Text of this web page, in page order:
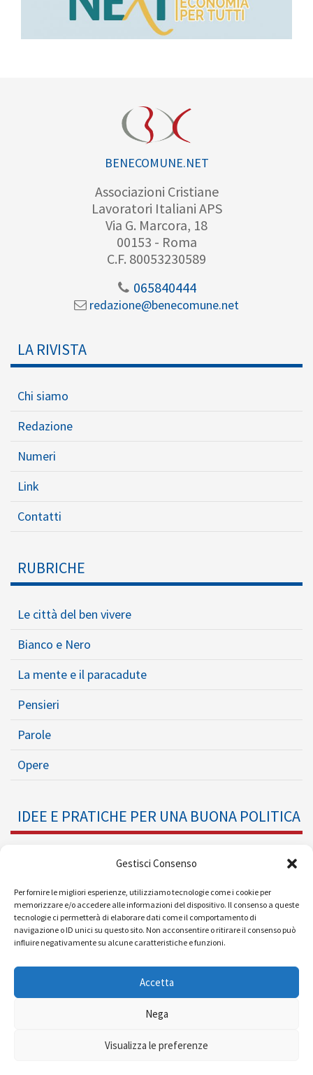
Gestisci Consenso
Per fornire le migliori esperienze, utilizziamo tecnologie come i cookie per
memorizzare e/o accedere alle informazioni del dispositivo. Il consenso a queste
tecnologie ci permetterà di elaborare dati come il comportamento di
navigazione o ID unici su questo sito. Non acconsentire o ritirare il consenso può
influire negativamente su alcune caratteristiche e funzioni.
Accetta
Nega
Visualizza le preferenze
BENECOMUNE.NET
Associazioni Cristiane
Lavoratori Italiani APS
Via G. Marcora, 18
00153 - Roma
C.F. 80053230589
065840444
redazione@benecomune.net
LA RIVISTA
Chi siamo
Redazione
Numeri
Link
Contatti
RUBRICHE
Le città del ben vivere
Bianco e Nero
La mente e il paracadute
Pensieri
Parole
Opere
IDEE E PRATICHE PER UNA BUONA POLITICA
Formazione Politica
Eventi